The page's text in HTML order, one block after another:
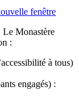
fenêtre
Le Monastère
:
à tous)
engagés) :